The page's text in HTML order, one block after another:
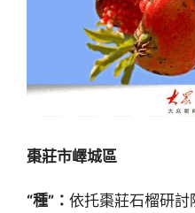
棗莊市嶧城區
“種”： 依托棗莊石榴研討